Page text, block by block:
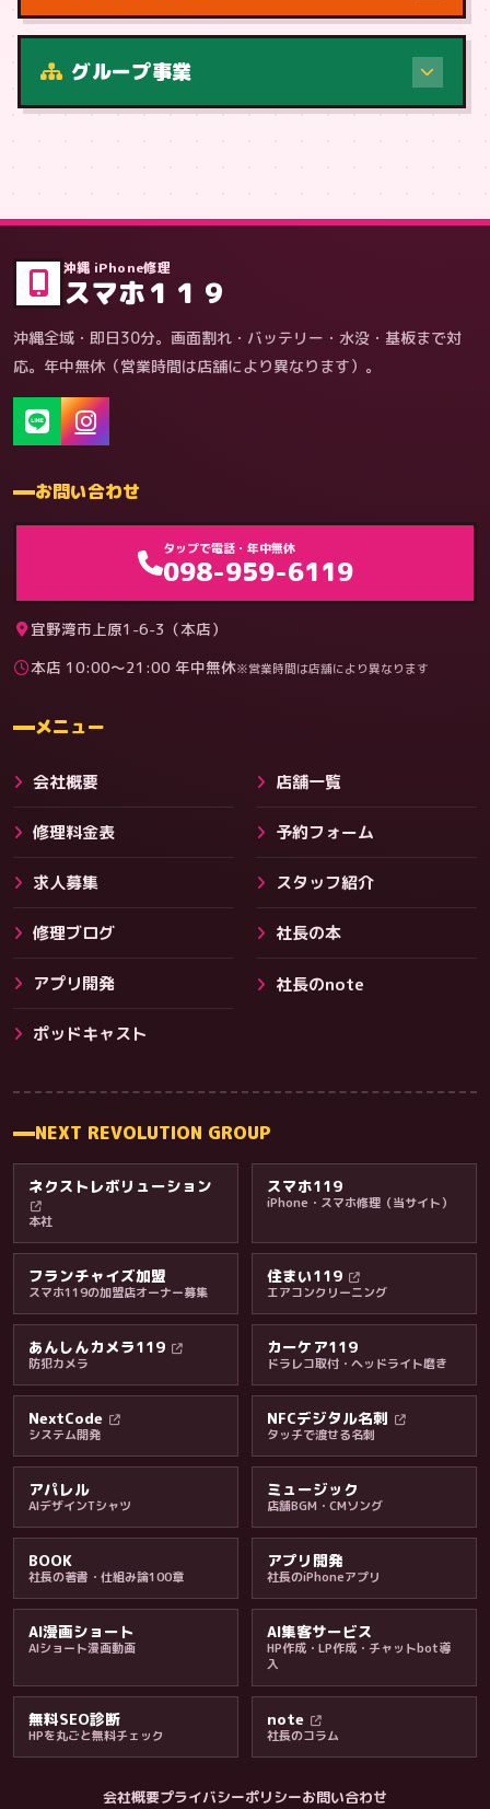
その他サービス
料金・保証・ご案内
症状・内容から
料金
グループ事業
沖縄 iPhone修理
スマホ１１９
沖縄全域・即日30分。画面割れ・バッテリー・水没・基板まで対
応。年中無休（営業時間は店舗により異なります）。
お問い合わせ
タップで電話・年中無休
098-959-6119
宜野湾市上原1-6-3（本店）
本店 10:00〜21:00 年中無休※営業時間は店舗により異なります
メニュー
会社概要 店舗一覧
修理料金表 予約フォーム
求人募集 スタッフ紹介
修理ブログ 社長の本
アプリ開発 社長のnote
ポッドキャスト
NEXT REVOLUTION GROUP
ネクストレボリューション
本社
スマホ119
iPhone・スマホ修理（当サイト）
フランチャイズ加盟
スマホ119の加盟店オーナー募集
住まい119
エアコンクリーニング
あんしんカメラ119
防犯カメラ
カーケア119
ドラレコ取付・ヘッドライト磨き
NextCode
システム開発
NFCデジタル名刺
タッチで渡せる名刺
アパレル
AIデザインTシャツ
ミュージック
店舗BGM・CMソング
BOOK
社長の著書・仕組み論100章
アプリ開発
社長のiPhoneアプリ
AI漫画ショート
AIショート漫画動画
AI集客サービス
HP作成・LP作成・チャットbot導
入
無料SEO診断
HPを丸ごと無料チェック
note
社長のコラム
会社概要プライバシーポリシーお問い合わせ